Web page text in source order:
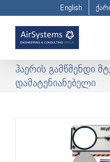
to
content
English
ჰაერის გამწმენდი
დამატენიანებელი